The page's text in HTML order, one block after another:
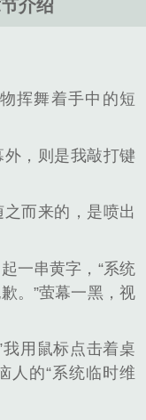
介绍
挥舞着手中的短
，则是我敲打键
而来的，是喷出
一串黄字，“系统
。”萤幕一黑，视
用鼠标点击着桌
人的“系统临时维